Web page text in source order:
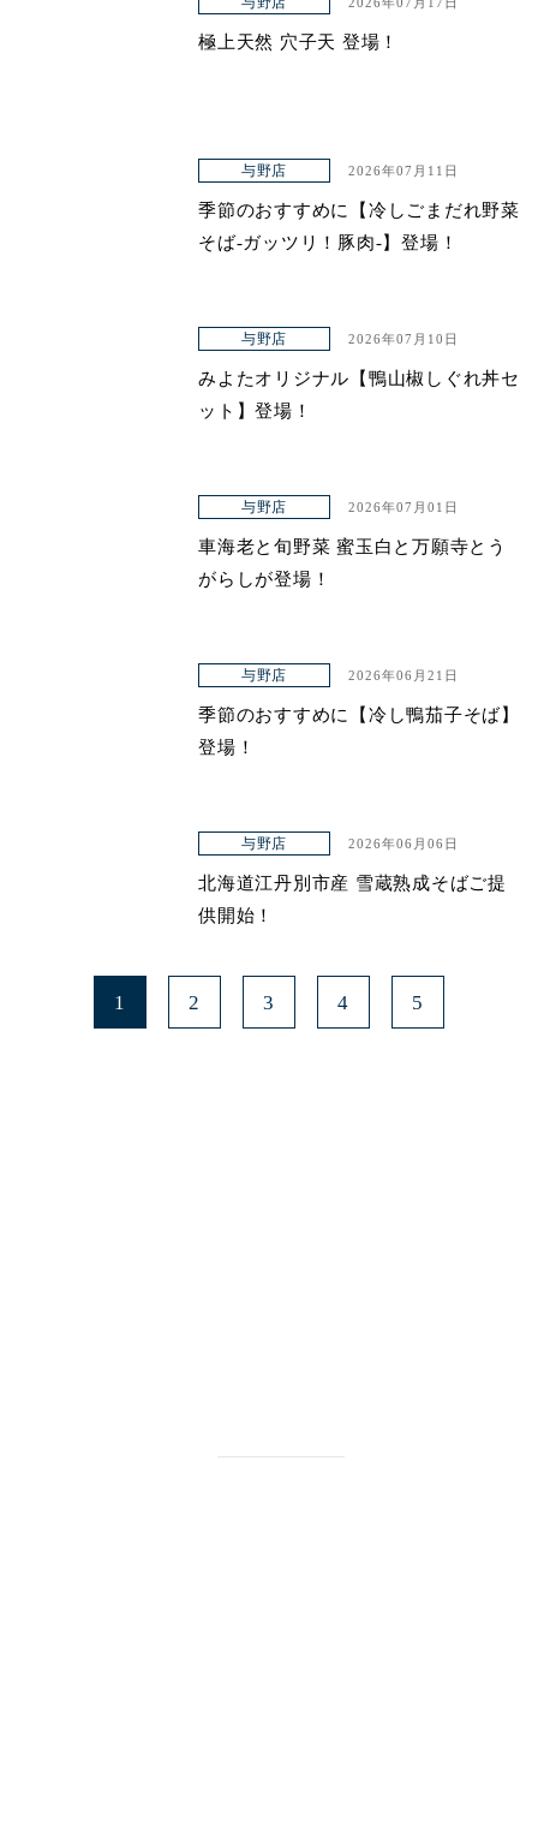
極上天然 穴子天 登場！
与野店 2026年07月11日
季節のおすすめに【冷しごまだれ野菜
そば-ガッツリ！豚肉-】登場！
与野店 2026年07月10日
みよたオリジナル【鴨山椒しぐれ丼セ
ット】登場！
与野店 2026年07月01日
車海老と旬野菜 蜜玉白と万願寺とう
がらしが登場！
与野店 2026年06月21日
季節のおすすめに【冷し鴨茄子そば】
登場！
与野店 2026年06月06日
北海道江丹別市産 雪蔵熟成そばご提
供開始！
1 2 3 4 5